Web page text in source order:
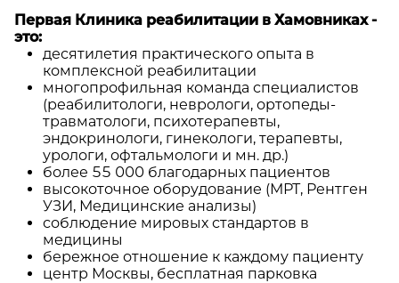
Первая Клиника реабилитации в Хамовниках -
это:
десятилетия практического опыта в
комплексной реабилитации
многопрофильная команда специалистов
(реабилитологи, неврологи, ортопеды-
травматологи, психотерапевты,
эндокринологи, гинекологи, терапевты,
урологи, офтальмологи и мн. др.)
более 55 000 благодарных пациентов
высокоточное оборудование (МРТ, Рентген
УЗИ, Медицинские анализы)
соблюдение мировых стандартов в
медицины
бережное отношение к каждому пациенту
центр Москвы, бесплатная парковка